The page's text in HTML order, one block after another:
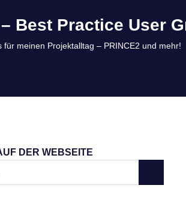
Best Practice User
für meinen Projektalltag – PRINCE2 und mehr!
DER WEBSEITE